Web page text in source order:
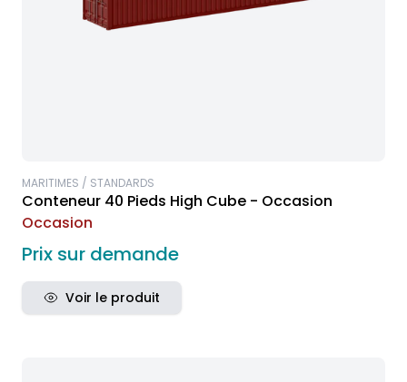
MARITIMES / STANDARDS
Conteneur 40 Pieds High Cube - Occasion
Occasion
Prix sur demande
Voir le produit